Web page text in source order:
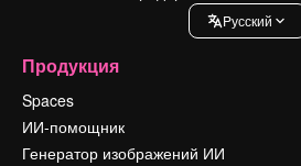
Pусский
Продукция
Spaces
ИИ-помощник
Генератор изображений ИИ